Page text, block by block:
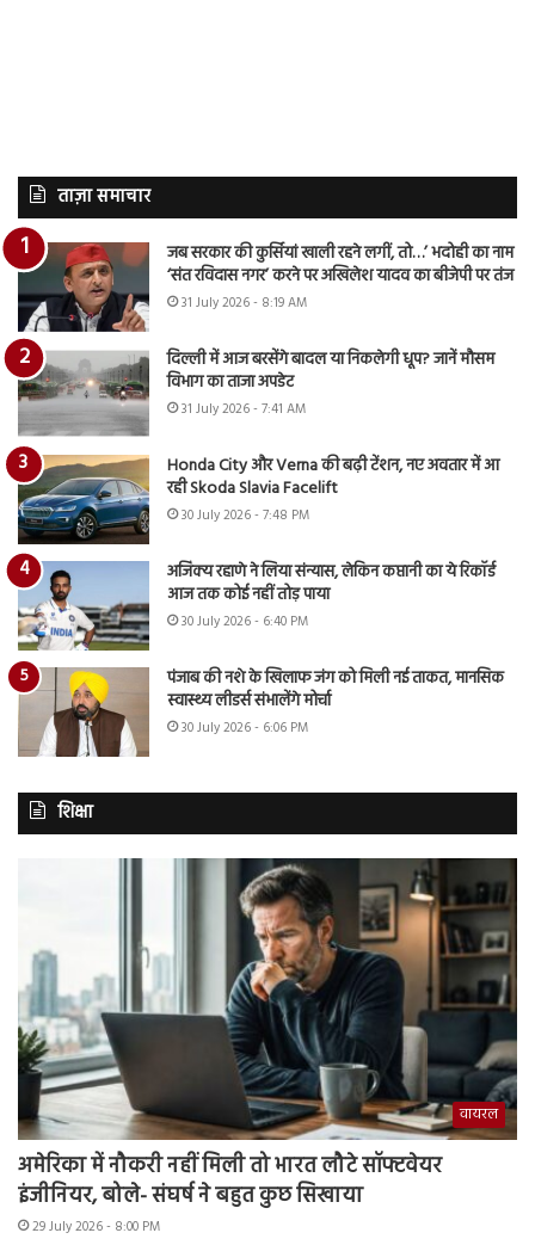
ताज़ा समाचार
जब सरकार की कुर्सियां खाली रहने लगीं, तो…’ भदोही का नाम
‘संत रविदास नगर’ करने पर अखिलेश यादव का बीजेपी पर तंज
31 July 2026 - 8:19 AM
दिल्ली में आज बरसेंगे बादल या निकलेगी धूप? जानें मौसम
विभाग का ताजा अपडेट
31 July 2026 - 7:41 AM
Honda City और Verna की बढ़ी टेंशन, नए अवतार में आ
रही Skoda Slavia Facelift
30 July 2026 - 7:48 PM
अजिंक्य रहाणे ने लिया संन्यास, लेकिन कप्तानी का ये रिकॉर्ड
आज तक कोई नहीं तोड़ पाया
30 July 2026 - 6:40 PM
पंजाब की नशे के खिलाफ जंग को मिली नई ताकत, मानसिक
स्वास्थ्य लीडर्स संभालेंगे मोर्चा
30 July 2026 - 6:06 PM
शिक्षा
वायरल
अमेरिका में नौकरी नहीं मिली तो भारत लौटे सॉफ्टवेयर
इंजीनियर, बोले- संघर्ष ने बहुत कुछ सिखाया
29 July 2026 - 8:00 PM